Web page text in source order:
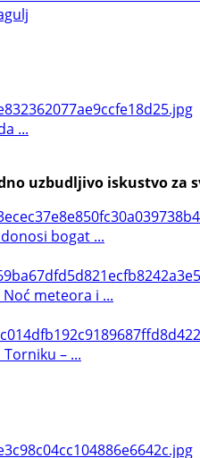
...
uzbudljivo iskustvo
bogat ...
meteora i ...
– ...